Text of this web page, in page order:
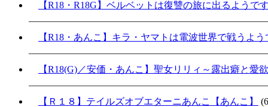
【R18・R18G】ベルベットは復讐の旅に出るようで
【R18・あんこ】キラ・ヤマトは電波世界で戦うよ
【R18(G)／安価・あんこ】聖女リリィ～露出癖と愛
【Ｒ１８】テイルズオブエターニあんこ【あんこ】